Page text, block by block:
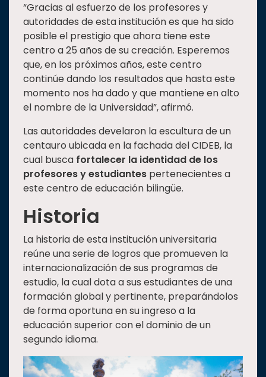
“Gracias al esfuerzo de los profesores y
autoridades de esta institución es que ha sido
posible el prestigio que ahora tiene este
centro a 25 años de su creación. Esperemos
que, en los próximos años, este centro
continúe dando los resultados que hasta este
momento nos ha dado y que mantiene en alto
el nombre de la Universidad”, afirmó.
Las autoridades develaron la escultura de un
centauro ubicada en la fachada del CIDEB, la
cual busca fortalecer la identidad de los
profesores y estudiantes pertenecientes a
este centro de educación bilingüe.
Historia
La historia de esta institución universitaria
reúne una serie de logros que promueven la
internacionalización de sus programas de
estudio, la cual dota a sus estudiantes de una
formación global y pertinente, preparándolos
de forma oportuna en su ingreso a la
educación superior con el dominio de un
segundo idioma.